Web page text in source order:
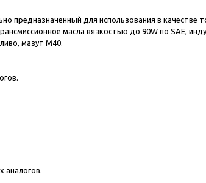
для использования в качестве
масла вязкостью до 90W по SAE,
мазут М40.
аналогов.